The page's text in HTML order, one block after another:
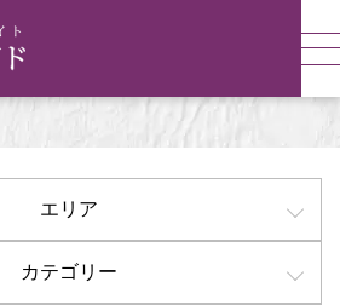
エリア
カテゴリー